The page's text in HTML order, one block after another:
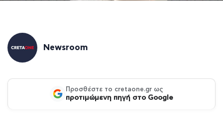
Newsroom
Προσθέστε το cretaone.gr ως
προτιμώμενη πηγή στο Google